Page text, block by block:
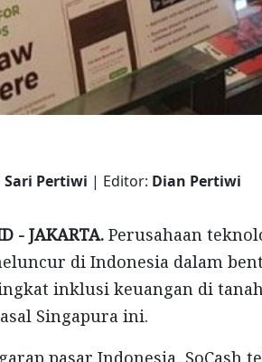
Sari Pertiwi | Editor: Dian Pertiwi
- JAKARTA. Perusahaan
di Indonesia dalam
inklusi keuangan di
Singapura ini.